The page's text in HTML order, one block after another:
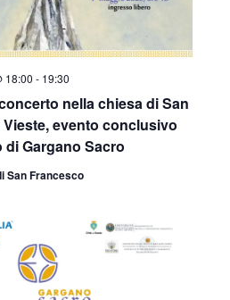
nella chiesa di San
evento conclusivo
di Gargano Sacro
18:00 - 19:30
San Francesco